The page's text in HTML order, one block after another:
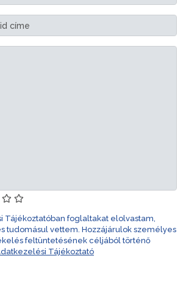
Tájékoztatóban foglaltakat elolvastam,
tudomásul vettem. Hozzájárulok személyes
feltüntetésének céljából történő
Tájékoztató